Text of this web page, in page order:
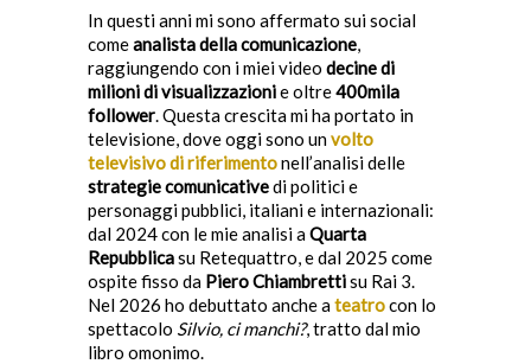
In questi anni mi sono affermato sui social
comeanalista della comunicazione,
raggiungendo con i miei video decine di
milioni di visualizzazionie oltre400mila
follower. Questa crescita mi ha portato in
televisione, dove oggi sono unvolto
televisivo di riferimentonell’analisi delle
strategie comunicativedi politici e
personaggi pubblici, italiani e internazionali:
dal 2024 con le mie analisi aQuarta
Repubblicasu Retequattro, e dal 2025 come
ospite fisso da Piero Chiambrettisu Rai 3.
Nel 2026 ho debuttato anche ateatrocon lo
spettacolo Silvio, ci manchi?, tratto dal mio
libro omonimo.